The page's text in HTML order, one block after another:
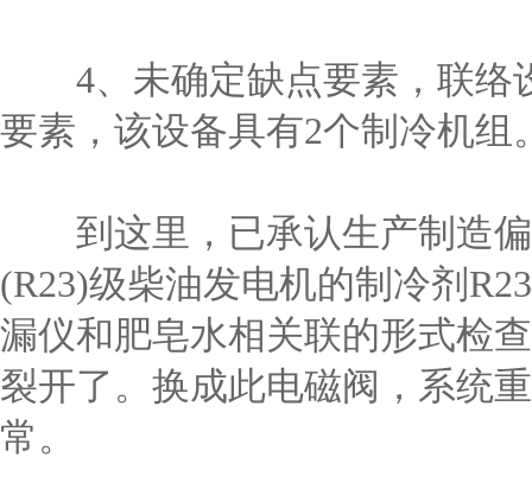
4、未确定缺点要素，联络
要素，该设备具有2个制冷机组
到这里，已承认生产制造偏
(R23)级柴油发电机的制冷剂
漏仪和肥皂水相关联的形式检
裂开了。换成此电磁阀，系统
常。